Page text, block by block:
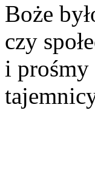
Boże
czy
i prośmy